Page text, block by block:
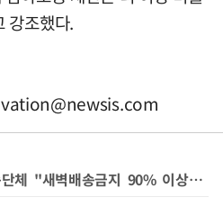
강조했다.
쿠팡 택배기사 1만명 소속단체 "새벽배송금지 90% 이상 반대, 현장의견 반영안돼"